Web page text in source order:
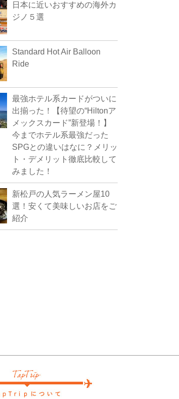
日本に近いおすすめの海外カ
ジノ５選
Standard Hot Air Balloon
Ride
最強ホテル系カードがついに
出揃った！【待望の“Hiltonア
メックスカード”新登場！】
今までホテル系最強だった
SPGとの違いはなに？メリッ
ト・デメリット徹底比較して
みました！
新松戸の人気ラーメン屋10
選！安くて美味しいお店をご
紹介